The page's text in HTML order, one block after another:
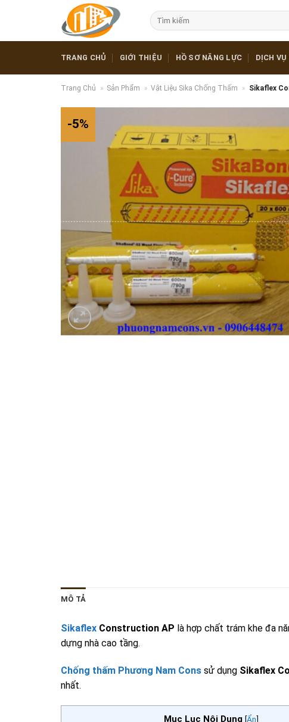
Tìm
kiếm:
TRANG CHỦ GIỚI THIỆU HỒ SƠ NĂNG LỰC DỊCH
Trang Chủ » Sản Phẩm » Vật Liệu Sika Chống Thấm » Sikaflex
-5%
MÔ TẢ
Sikaflex Construction AP là hợp chất trám khe đa
dựng nhà cao tầng.
Chống thấm Phương Nam Cons sử dụng Sikaflex
nhất.
Mục Lục Nội Dung [Ẩn]